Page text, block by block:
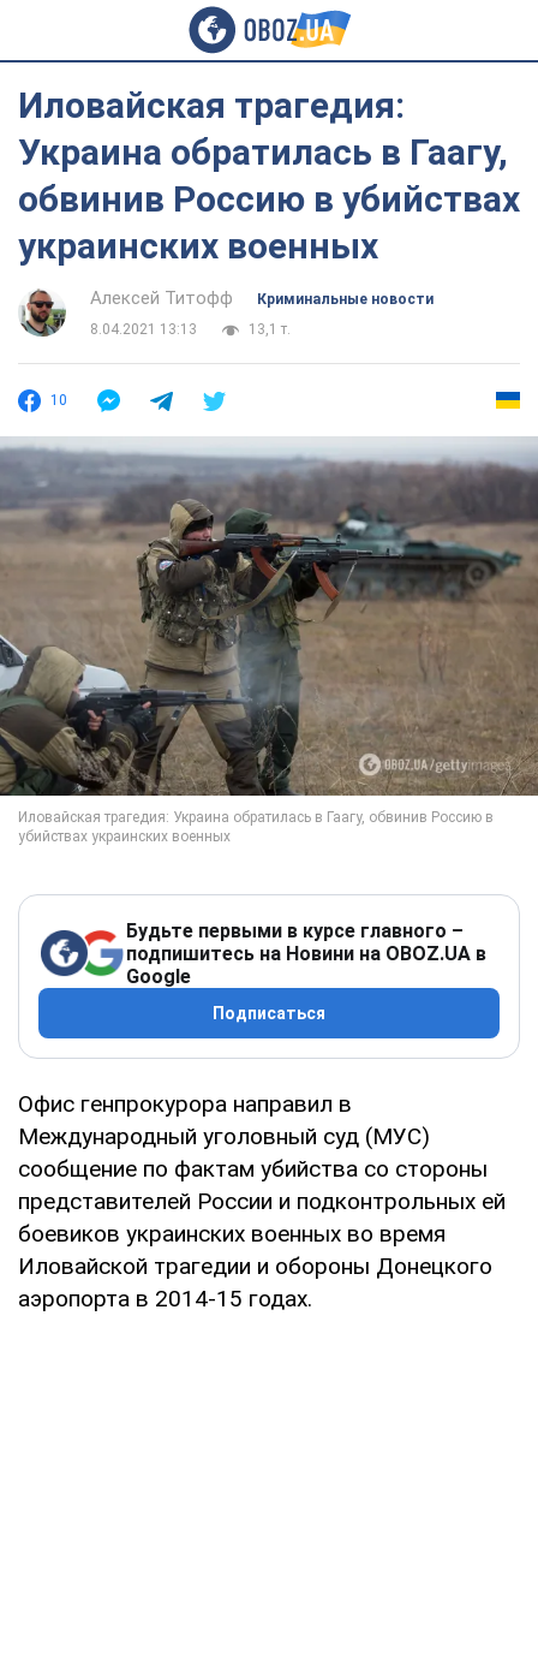
Иловайская трагедия:
Украина обратилась в Гаагу,
обвинив Россию в убийствах
украинских военных
Алексей Титофф
Криминальные новости
8.04.2021 13:13
13,1 т.
10
Будьте первыми в курсе главного –
подпишитесь на Новини на OBOZ.UA в
Google
Подписаться
Офис генпрокурора направил в
Международный уголовный суд (МУС)
сообщение по фактам убийства со стороны
представителей России и подконтрольных ей
боевиков украинских военных во время
Иловайской трагедии и обороны Донецкого
аэропорта в 2014-15 годах.